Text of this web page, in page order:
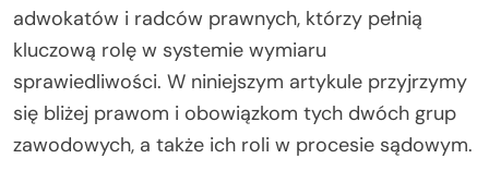
adwokatów i radców prawnych, którzy pełnią
kluczową rolę w systemie wymiaru
sprawiedliwości. W niniejszym artykule przyjrzymy
się bliżej prawom i obowiązkom tych dwóch grup
zawodowych, a także ich roli w procesie sądowym.